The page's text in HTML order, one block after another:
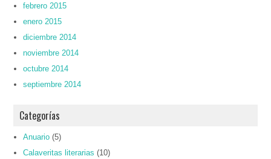
febrero 2015
enero 2015
diciembre 2014
noviembre 2014
octubre 2014
septiembre 2014
Categorías
Anuario (5)
Calaveritas literarias (10)